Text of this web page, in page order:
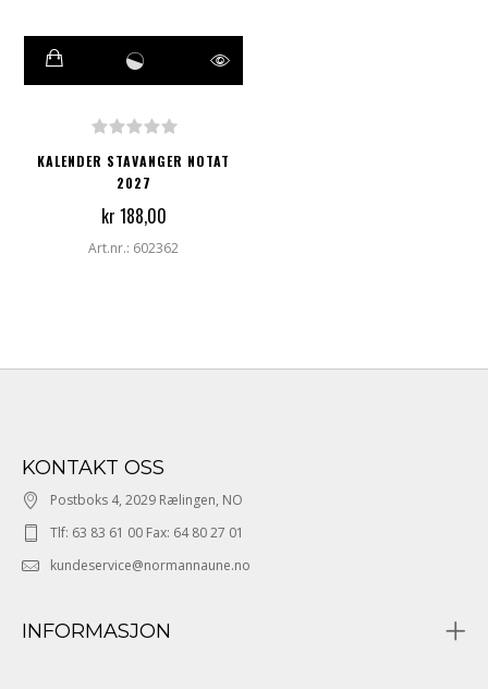
KALENDER STAVANGER NOTAT
2027
kr 188,00
Art.nr.: 602362
KONTAKT OSS
Postboks 4, 2029 Rælingen, NO
Tlf: 63 83 61 00 Fax: 64 80 27 01
kundeservice@normannaune.no
INFORMASJON